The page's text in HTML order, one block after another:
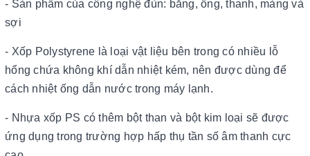
- Sản phẩm của công nghệ đùn: băng, ống, thanh, màng và
sợi
- Xốp Polystyrene là loại vật liệu bên trong có nhiều lỗ
hổng chứa không khí dẫn nhiệt kém, nên được dùng để
cách nhiệt ống dẫn nước trong máy lạnh.
- Nhựa xốp PS có thêm bột than và bột kim loại sẽ được
ứng dụng trong trường hợp hấp thụ tần số âm thanh cực